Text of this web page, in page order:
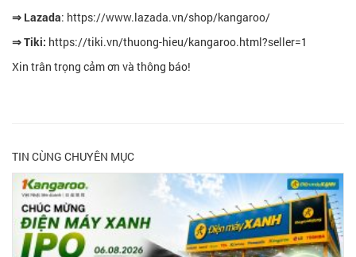
⇒ Lazada: https://www.lazada.vn/shop/kangaroo/
⇒ Tiki: https://tiki.vn/thuong-hieu/kangaroo.html?seller=1
Xin trân trọng cảm ơn và thông báo!
TIN CÙNG CHUYÊN MỤC